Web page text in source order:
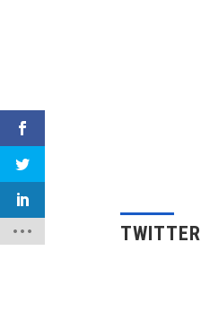
TWITTER